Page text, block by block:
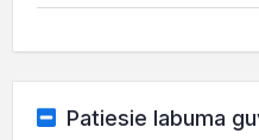
Patiesie labuma